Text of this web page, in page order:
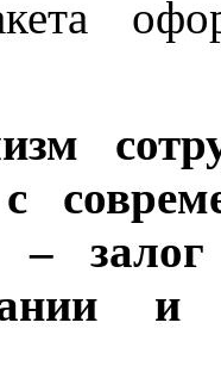
– залог
и